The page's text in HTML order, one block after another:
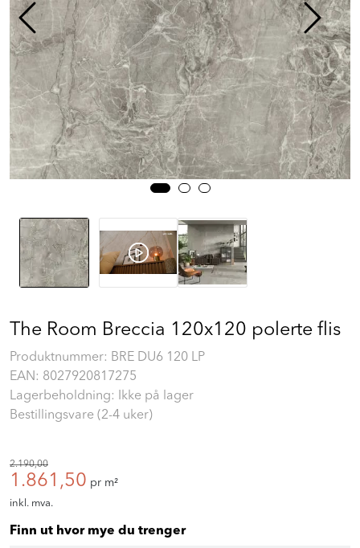
The Room Breccia 120x120 polerte flis
Produktnummer: BRE DU6 120 LP
EAN: 8027920817275
Lagerbeholdning: Ikke på lager
Bestillingsvare (2-4 uker)
2.190,00
1.861,50 pr m²
inkl. mva.
Finn ut hvor mye du trenger
Prosjekt
Still et spørsmål
Favoritter (0)
Min side
Logg inn